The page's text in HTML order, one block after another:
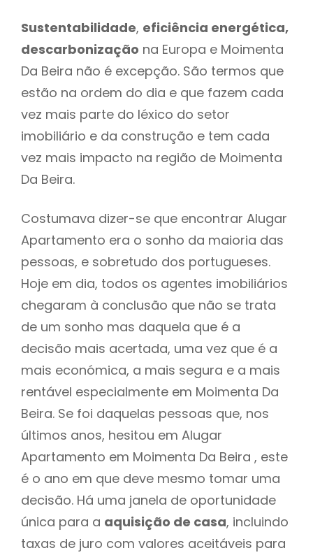
Sustentabilidade, eficiência energética,
descarbonização na Europa e Moimenta
Da Beira não é excepção. São termos que
estão na ordem do dia e que fazem cada
vez mais parte do léxico do setor
imobiliário e da construção e tem cada
vez mais impacto na região de Moimenta
Da Beira.
Costumava dizer-se que encontrar Alugar
Apartamento era o sonho da maioria das
pessoas, e sobretudo dos portugueses.
Hoje em dia, todos os agentes imobiliários
chegaram à conclusão que não se trata
de um sonho mas daquela que é a
decisão mais acertada, uma vez que é a
mais económica, a mais segura e a mais
rentável especialmente em Moimenta Da
Beira. Se foi daquelas pessoas que, nos
últimos anos, hesitou em Alugar
Apartamento em Moimenta Da Beira , este
é o ano em que deve mesmo tomar uma
decisão. Há uma janela de oportunidade
única para a aquisição de casa, incluindo
taxas de juro com valores aceitáveis para